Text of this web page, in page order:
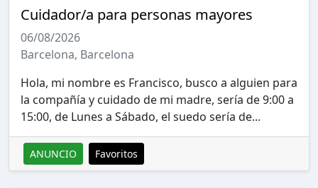
Cuidador/a para personas mayores
06/08/2026
Barcelona, Barcelona
Hola, mi nombre es Francisco, busco a alguien para
la compañía y cuidado de mi madre, sería de 9:00 a
15:00, de Lunes a Sábado, el suedo sería de...
ANUNCIO Favoritos